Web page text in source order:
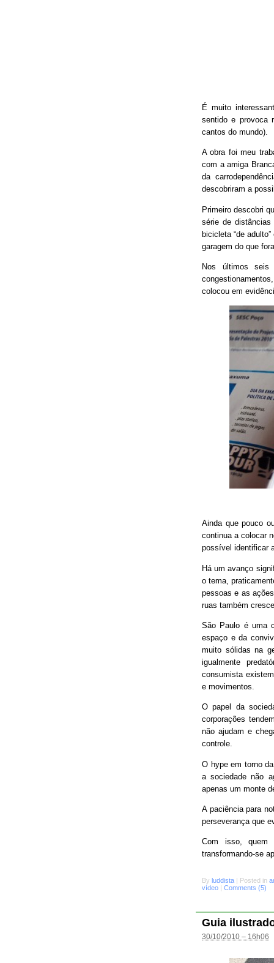
É muito
sentido e provoca
cantos do mundo).
A obra foi meu
com a amiga
da
descobriram a
Primeiro descobri
série de distâncias
bicicleta “de
garagem do que
Nos últimos seis
colocou em
Ainda que pouco
continua a colocar
possível identificar
Há um avanço
o tema,
pessoas e as
ruas também
São Paulo é uma
espaço e da
muito sólidas na
igualmente
consumista
e movimentos.
O papel da
corporações
não ajudam e
controle.
O hype em torno
a sociedade não
apenas um monte
A paciência para
perseverança que
Com isso, quem
transformando-se
By luddista | Posted in
vídeo | Comments (5)
Guia
30/10/2010 – 16h06